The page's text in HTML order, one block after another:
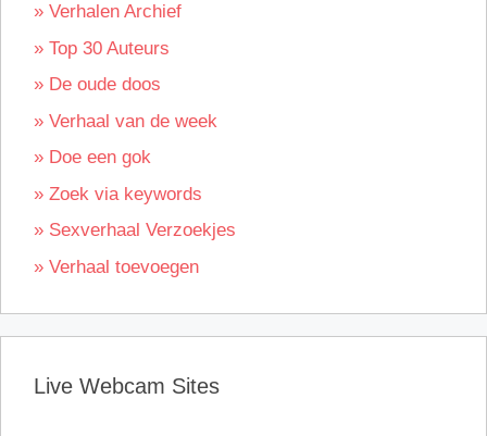
» Verhalen Archief
» Top 30 Auteurs
» De oude doos
» Verhaal van de week
» Doe een gok
» Zoek via keywords
» Sexverhaal Verzoekjes
» Verhaal toevoegen
Live Webcam Sites